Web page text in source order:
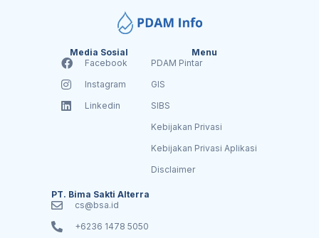
Media Sosial
Facebook
Instagram
Linkedin
Menu
PDAM Pintar
GIS
SIBS
Kebijakan Privasi
Kebijakan Privasi Aplikasi
Disclaimer
PT. Bima Sakti Alterra
cs@bsa.id
+6236 1478 5050